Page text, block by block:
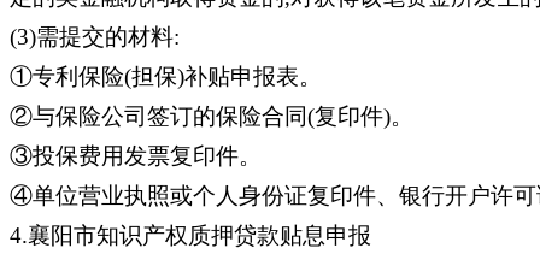
(3)需提交的材料:
①专利保险(担保)补贴申报表。
②与保险公司签订的保险合同(复印件)。
③投保费用发票复印件。
④单位营业执照或个人身份证复印件、银行开户许
4.襄阳市知识产权质押贷款贴息申报